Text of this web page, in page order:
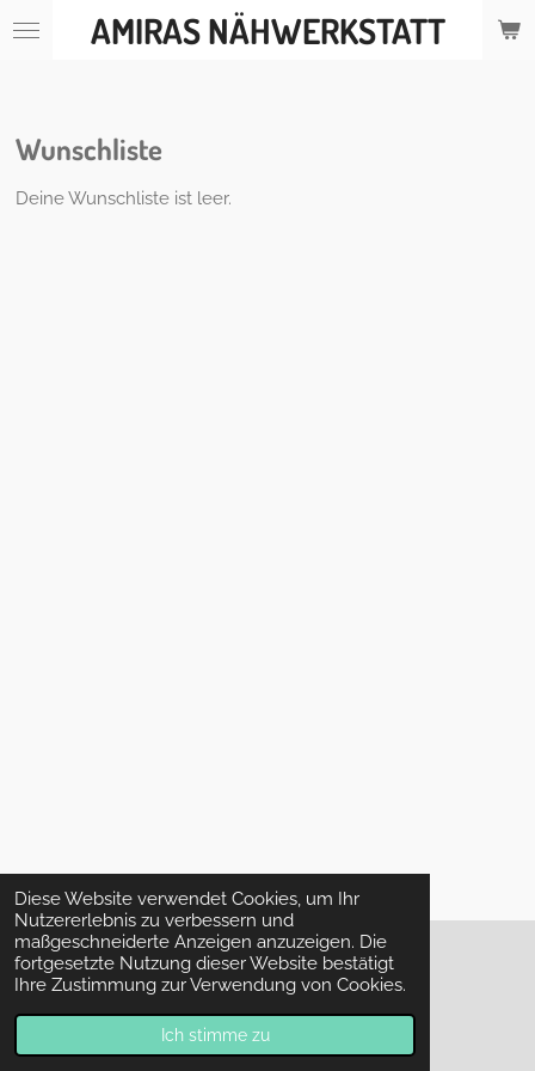
Diese Website verwendet Cookies, um Ihr
Nutzererlebnis zu verbessern und
maßgeschneiderte Anzeigen anzuzeigen. Die
fortgesetzte Nutzung dieser Website bestätigt
Ihre Zustimmung zur Verwendung von Cookies.
Ich stimme zu
Zum
HauptinhaltAMIRAS NÄHWERKSTATT
Wunschliste
Deine Wunschliste ist leer.
© 2023 - 2026 Amiras Nähkurse
Mit Unterstützung von Webador